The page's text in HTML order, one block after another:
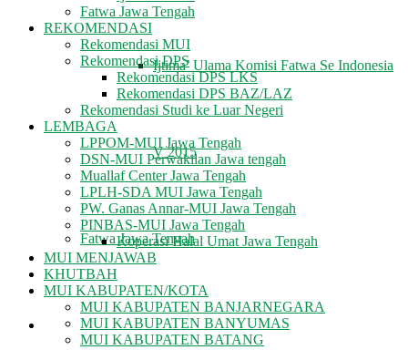
Ijtima’ Ulama Komisi Fatwa Se Indonesia
V 2015
Fatwa Jawa Tengah
REKOMENDASI
Fatwa Jawa Tengah
REKOMENDASI
Rekomendasi MUI
Rekomendasi DPS
Rekomendasi DPS LKS
Rekomendasi DPS BAZ/LAZ
Rekomendasi Studi ke Luar Negeri
LEMBAGA
LPPOM-MUI Jawa Tengah
DSN-MUI Perwakilan Jawa tengah
Muallaf Center Jawa Tengah
LPLH-SDA MUI Jawa Tengah
PW. Ganas Annar-MUI Jawa Tengah
PINBAS-MUI Jawa Tengah
Koperasi Halal Umat Jawa Tengah
MUI MENJAWAB
KHUTBAH
MUI KABUPATEN/KOTA
MUI KABUPATEN BANJARNEGARA
MUI KABUPATEN BANYUMAS
MUI KABUPATEN BATANG